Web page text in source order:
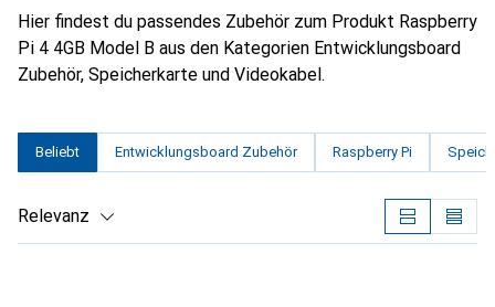
Hier findest du passendes Zubehör zum Produkt Raspberry
Pi 4 4GB Model B aus den Kategorien Entwicklungsboard
Zubehör, Speicherkarte und Videokabel.
Beliebt Entwicklungsboard Zubehör Raspberry Pi
Relevanz